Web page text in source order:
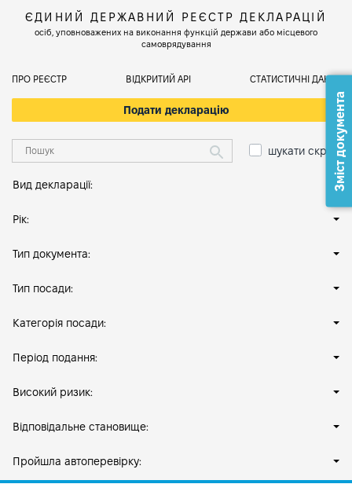
ЄДИНИЙ ДЕРЖАВНИЙ РЕЄСТР ДЕКЛАРАЦІЙ
осіб, уповноважених на виконання функцій держави або місцевого
самоврядування
ПРО РЕЄСТР ВІДКРИТИЙ АРІ СТАТИСТИЧНІ ДАНІ
Подати декларацію
шукати скрізь
Вид декларації:
Рік:
Тип документа:
Тип посади:
Категорія посади:
Період подання:
Високий ризик:
Відповідальне становище:
Пройшла автоперевірку:
Зміст документа